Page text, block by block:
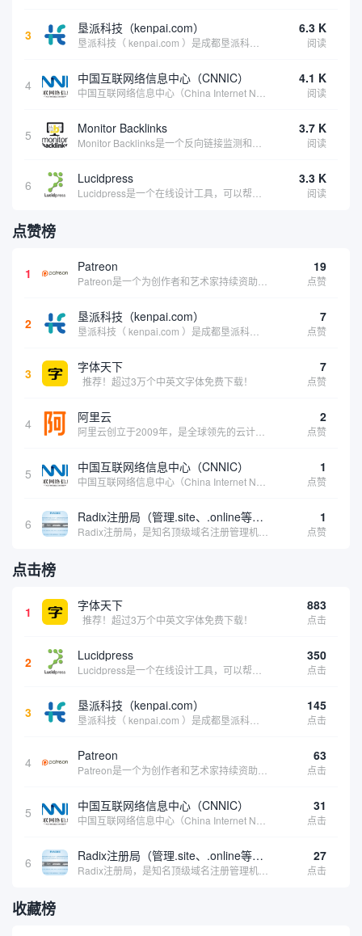
3 垦派科技（kenpai.com） 6.3 K
阅读
4 中国互联网络信息中心（CNNIC） 4.1 K
阅读
5 Monitor Backlinks 3.7 K
阅读
6 Lucidpress 3.3 K
阅读
点赞榜
1 Patreon 19
点赞
2 垦派科技（kenpai.com） 7
点赞
3 字体天下
推荐！超过3万个中英文字体免费下载！
7
点赞
4 阿里云 2
点赞
5 中国互联网络信息中心（CNNIC） 1
点赞
6 Radix注册局（管理.site、.online等顶级域名） 1
点赞
点击榜
1 字体天下
推荐！超过3万个中英文字体免费下载！
883
点击
2 Lucidpress 350
点击
3 垦派科技（kenpai.com） 145
点击
4 Patreon 63
点击
5 中国互联网络信息中心（CNNIC） 31
点击
6 Radix注册局（管理.site、.online等顶级域名） 27
点击
收藏榜